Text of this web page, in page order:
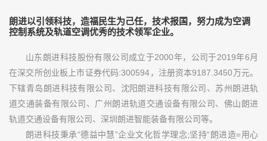
朗进以引领科技，造福民生为己任，技术报国，努力成为空调
控制系统及轨道空调优秀的技术领军企业。
山东朗进科技股份有限公司成立于2000年，公司于2019年6月
在深交所创业板上市证券代码:300594，注册资本9187.3450万元。
下辖青岛朗进科技有限公司、沈阳朗进科技有限公司、苏州朗进轨
道交通装备有限公司、广州朗进轨道交通设备有限公司、佛山朗进
轨道交通设备有限公司、深圳朗进智能装备有限公司等。
朗进科技秉承“德益中慧”企业文化哲学理念;坚持“朗进造=用心